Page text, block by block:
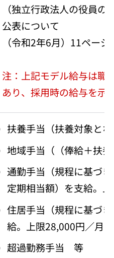
（独立行政法人の役員
公表について
（令和2年6月）11ペー
注：上記モデル給与は職
あり、採用時の給与を示
扶養手当（扶養対象と
地域手当（（俸給＋扶
通勤手当（規程に基づ
定期相当額）を支給。
住居手当（規程に基づ
給。上限28,000円／月）
超過勤務手当 等